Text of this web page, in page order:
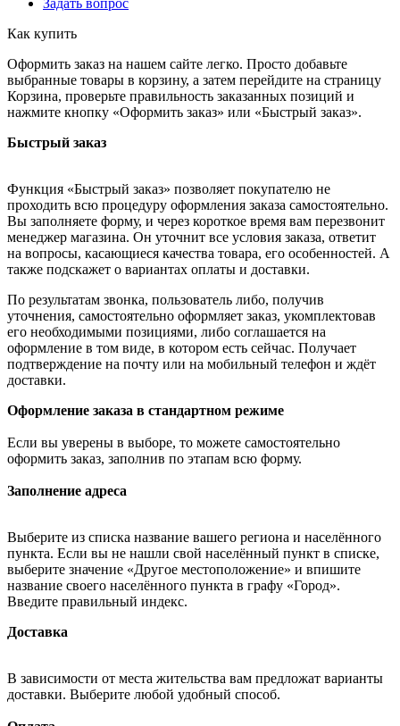
Как купить
Оформить заказ на нашем сайте легко. Просто добавьте
выбранные товары в корзину, а затем перейдите на страницу
Корзина, проверьте правильность заказанных позиций и
нажмите кнопку «Оформить заказ» или «Быстрый заказ».
Быстрый заказ
Функция «Быстрый заказ» позволяет покупателю не
проходить всю процедуру оформления заказа самостоятельно.
Вы заполняете форму, и через короткое время вам перезвонит
менеджер магазина. Он уточнит все условия заказа, ответит
на вопросы, касающиеся качества товара, его особенностей. А
также подскажет о вариантах оплаты и доставки.
По результатам звонка, пользователь либо, получив
уточнения, самостоятельно оформляет заказ, укомплектовав
его необходимыми позициями, либо соглашается на
оформление в том виде, в котором есть сейчас. Получает
подтверждение на почту или на мобильный телефон и ждёт
доставки.
Оформление заказа в стандартном режиме
Если вы уверены в выборе, то можете самостоятельно
оформить заказ, заполнив по этапам всю форму.
Заполнение адреса
Выберите из списка название вашего региона и населённого
пункта. Если вы не нашли свой населённый пункт в списке,
выберите значение «Другое местоположение» и впишите
название своего населённого пункта в графу «Город».
Введите правильный индекс.
Доставка
В зависимости от места жительства вам предложат варианты
доставки. Выберите любой удобный способ.